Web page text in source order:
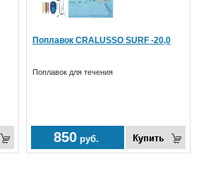
Поплавок CRALUSSO SURF -20,0
Поплавок для течения
850 руб.